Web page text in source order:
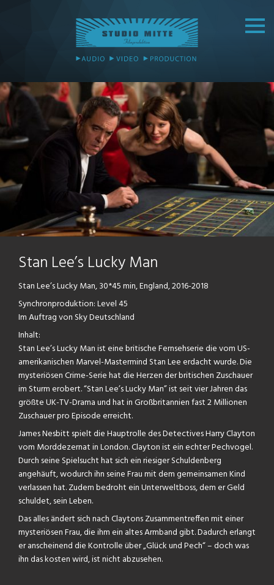
Stan Lee’s Lucky Man
Stan Lee’s Lucky Man, 30*45 min, England, 2016-2018
Synchronproduktion: Level 45
Im Auftrag von Sky Deutschland
Inhalt:
Stan Lee’s Lucky Man ist eine britische Fernsehserie die vom US-
amerikanischen Marvel-Mastermind Stan Lee erdacht wurde. Die
mysteriösen Crime-Serie hat die Herzen der britischen Zuschauer
im Sturm erobert. “Stan Lee’s Lucky Man” ist seit vier Jahren das
größte UK-TV-Drama und hat in Großbritannien fast 2 Millionen
Zuschauer pro Episode erreicht.
James Nesbitt spielt die Hauptrolle des Detectives Harry Clayton
vom Morddezernat in London. Clayton ist ein echter Pechvogel.
Durch seine Spielsucht hat sich ein riesiger Schuldenberg
angehäuft, wodurch ihn seine Frau mit dem gemeinsamen Kind
verlassen hat. Zudem bedroht ein Unterweltboss, dem er Geld
schuldet, sein Leben.
Das alles ändert sich nach Claytons Zusammentreffen mit einer
mysteriösen Frau, die ihm ein altes Armband gibt. Dadurch erlangt
er anscheinend die Kontrolle über „Glück und Pech“ – doch was
ihn das kosten wird, ist nicht abzusehen.